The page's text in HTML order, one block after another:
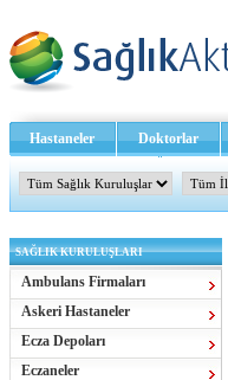
Hastaneler Doktorlar
Sağlık TV - Video İletişim
SAĞLIK KURULUŞLARI
Ambulans Firmaları
Askeri Hastaneler
Ecza Depoları
Eczaneler